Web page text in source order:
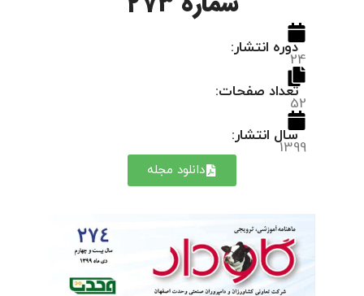
دوره انتشار:
24
تعداد صفحات:
52
سال انتشار:
1399
دانلود مجله